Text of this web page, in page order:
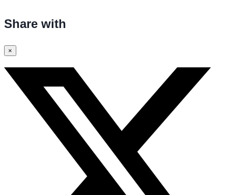
Share with
×